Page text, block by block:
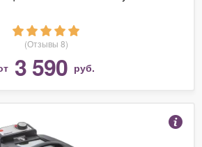
(Отзывы 8)
3 590 руб.